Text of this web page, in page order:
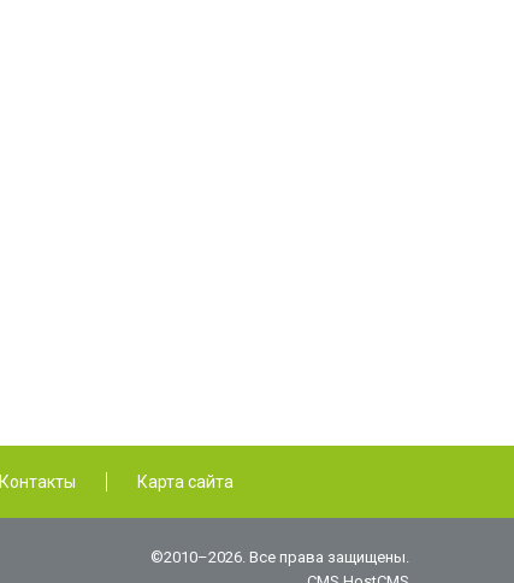
Контакты Карта сайта
©2010–2026. Все права защищены.